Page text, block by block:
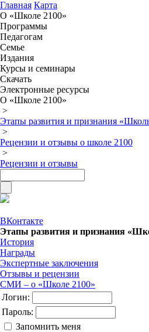
Главная Карта
О «Школе 2100»
Программы
Педагогам
Семье
Издания
Курсы и семинары
Скачать
Электронные ресурсы
О «Школе 2100»
>
Этапы развития и признания
>
Рецензии и отзывы о школе 2100
>
Рецензии и отзывы
ВКонтакте
Этапы развития и признания
История
Награды
Экспертные заключения
Отзывы и рецензии
СМИ – о «Школе 2100»
Логин:
Пароль:
Запомнить меня